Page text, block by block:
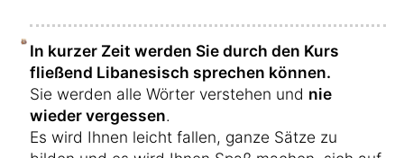
In kurzer Zeit werden Sie durch den Kurs
fließend Libanesisch sprechen können.
Sie werden alle Wörter verstehen und nie
wieder vergessen.
Es wird Ihnen leicht fallen, ganze Sätze zu